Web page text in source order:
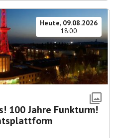
Heute, 09.08.2026
18:00
100 Jahre Funkturm!